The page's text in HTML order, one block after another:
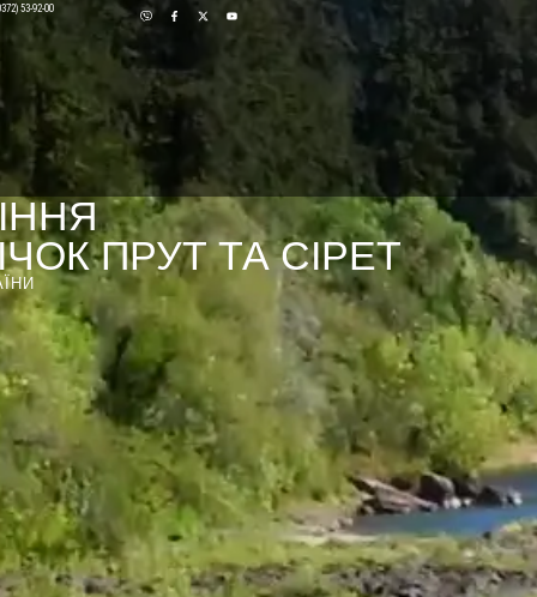
53-92-00
ПРУТ ТА СІРЕТ